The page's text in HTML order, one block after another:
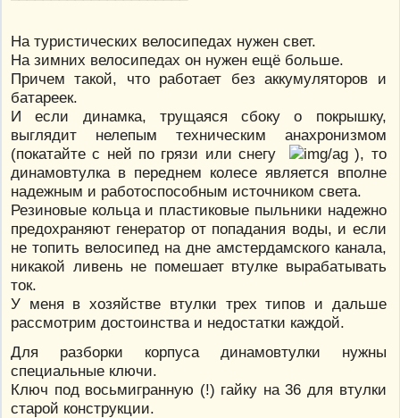
На туристических велосипедах нужен свет.
На зимних велосипедах он нужен ещё больше.
Причем такой, что работает без аккумуляторов и
батареек.
И если динамка, трущаяся сбоку о покрышку,
выглядит нелепым техническим анахронизмом
(покатайте с ней по грязи или снегу
), то
динамовтулка в переднем колесе является вполне
надежным и работоспособным источником света.
Резиновые кольца и пластиковые пыльники надежно
предохраняют генератор от попадания воды, и если
не топить велосипед на дне амстердамского канала,
никакой ливень не помешает втулке вырабатывать
ток.
У меня в хозяйстве втулки трех типов и дальше
рассмотрим достоинства и недостатки каждой.
Для разборки корпуса динамовтулки нужны
специальные ключи.
Ключ под восьмигранную (!) гайку на 36 для втулки
старой конструкции.